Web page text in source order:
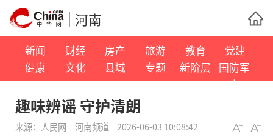
河南
新闻 财经 房产 旅游 教育
党建
健康
文化 县域 专题 新阶层
国防军
事
趣味辨谣 守护清朗
来源： 人民网－河南频道 2026-06-03 10:08:42